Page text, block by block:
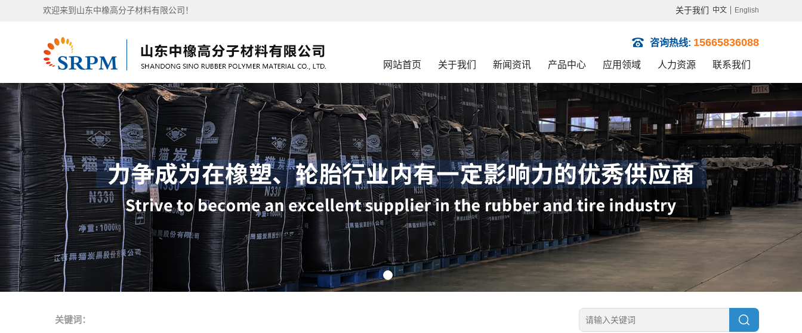
欢迎来到山东中橡高分子材料有限公司！ 关于我们 中文 English
咨询热线: 15665836088
网站首页 关于我们 新闻资讯 产品中心 应用领域 人力资源 联系我们
关键词：